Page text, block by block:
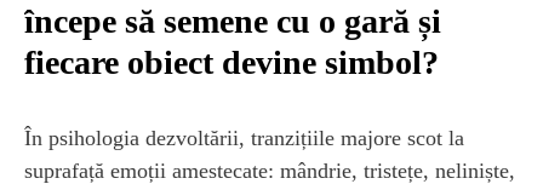
începe să semene cu o gară și
fiecare obiect devine simbol?
În psihologia dezvoltării, tranzițiile majore scot la
suprafață emoții amestecate: mândrie, tristețe, neliniște,